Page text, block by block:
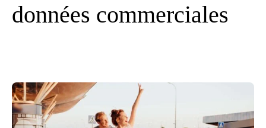
données commerciales